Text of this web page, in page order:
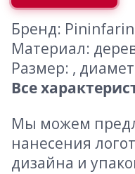
Бренд:
Материал:
Размер: ,
Все
Мы можем
нанесения
дизайна и